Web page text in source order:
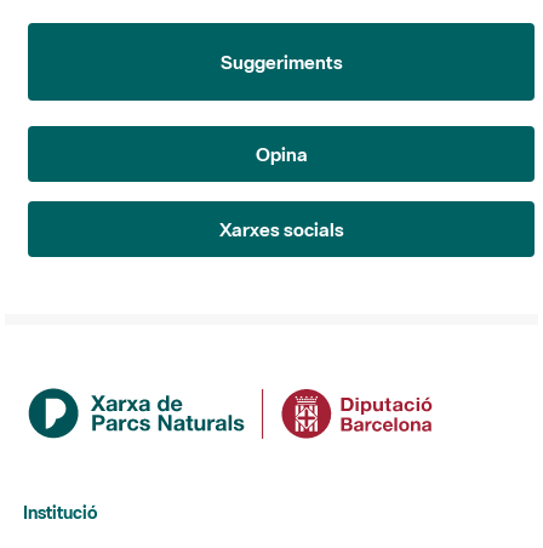
Suggeriments
Opina
Xarxes socials
Institució